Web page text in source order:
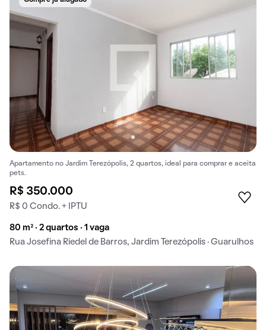
Apartamento no Jardim Terezópolis, 2 quartos, ideal para comprar e aceita
pets.
R$ 350.000
R$ 0 Condo. + IPTU
80 m² · 2 quartos · 1 vaga
Rua Josefina Riedel de Barros, Jardim Terezópolis · Guarulhos